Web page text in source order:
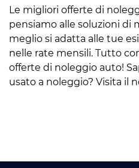
Le migliori offerte di
pensiamo alle soluzioni di
meglio si adatta alle tue
nelle rate mensili. Tutto
offerte di noleggio auto!
usato a noleggio? Visita il